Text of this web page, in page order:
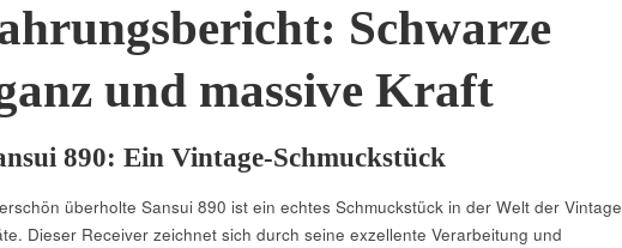
Schwarze
und massive Kraft
890: Ein Vintage-Schmuckstück
überholte Sansui 890 ist ein echtes Schmuckstück in der Welt der
Dieser Receiver zeichnet sich durch seine exzellente Verarbeitung und